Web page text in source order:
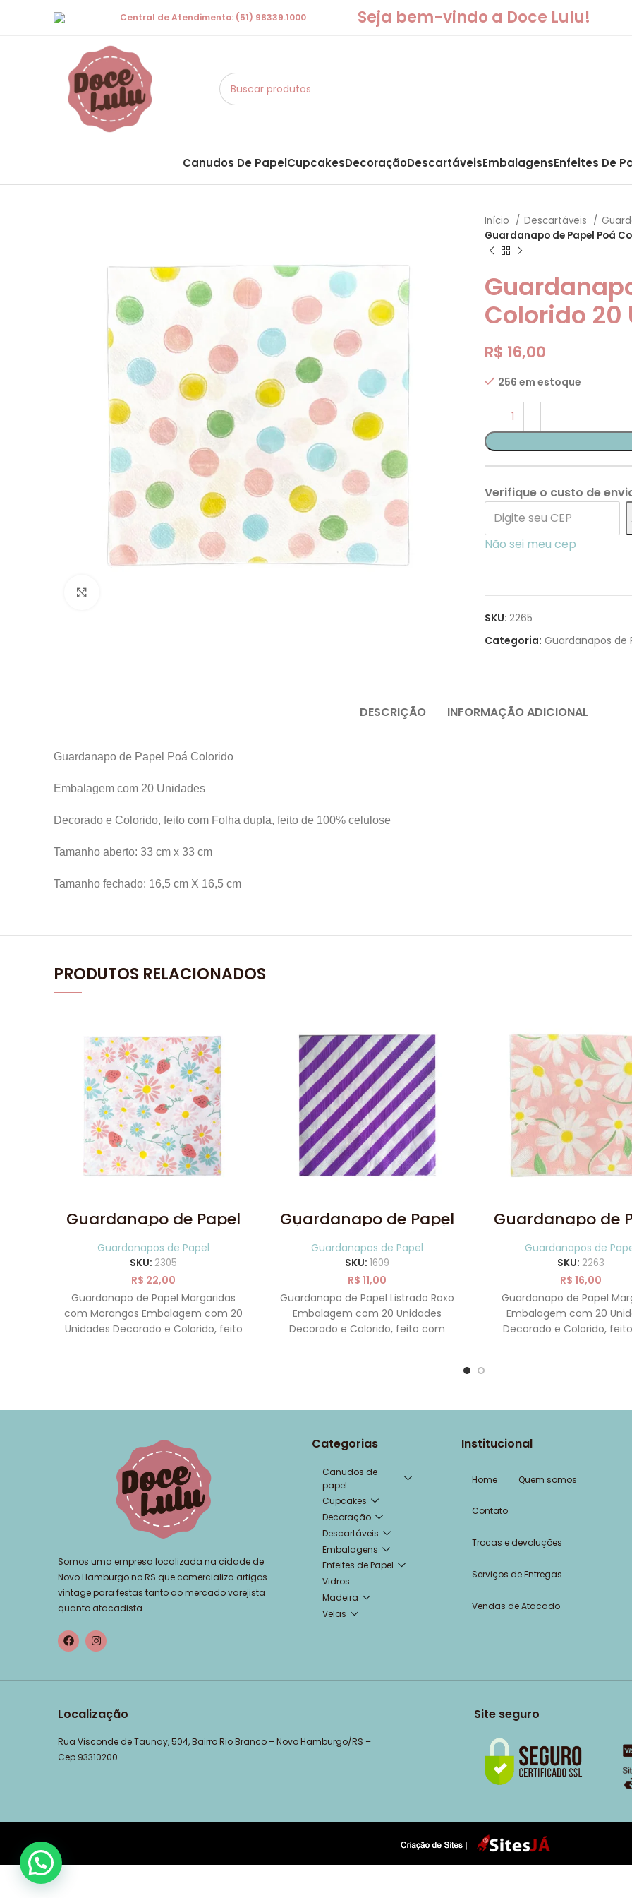
Central de Atendimento: (51) 98339.1000 Seja bem-vindo a Doce Lulu!
Canudos De PapelCupcakesDecoraçãoDescartáveisEmbalagensEnfeites De
Início Descartáveis
Guardanapo de Papel Poá
Colorido 20
R$ 16,00
256 em estoque
Verifique o custo de
Não sei meu cep
SKU: 2265
Categoria: Guardanapos de
DESCRIÇÃO INFORMAÇÃO ADICIONAL
Guardanapo de Papel Poá Colorido
Embalagem com 20 Unidades
Decorado e Colorido, feito com Folha dupla, feito de 100% celulose
Tamanho aberto: 33 cm x 33 cm
Tamanho fechado: 16,5 cm X 16,5 cm
PRODUTOS RELACIONADOS
Guardanapo de Papel
Margaridas com
Morango 20 Uni
Guardanapos de Papel
SKU: 2305
R$ 22,00
Guardanapo de Papel Margaridas
com Morangos Embalagem com 20
Unidades Decorado e Colorido, feito
Guardanapo de Papel
Listrado Roxo 20 Uni
Guardanapos de Papel
SKU: 1609
R$ 11,00
Guardanapo de Papel Listrado Roxo
Embalagem com 20 Unidades
Decorado e Colorido, feito com
Guardanapo de
Margarida 20
Guardanapos de
SKU: 2263
R$ 16,00
Guardanapo de Papel
Embalagem com 20
Decorado e Colorido,
Somos uma empresa localizada na cidade de
Novo Hamburgo no RS que comercializa artigos
vintage para festas tanto ao mercado varejista
quanto atacadista.
Categorias
Canudos de
papel
Cupcakes
Decoração
Descartáveis
Embalagens
Enfeites de Papel
Vidros
Madeira
Velas
Institucional
Home Quem somos
Contato
Trocas e devoluções
Serviços de Entregas
Vendas de Atacado
Localização
Rua Visconde de Taunay, 504, Bairro Rio Branco – Novo Hamburgo/RS –
Cep 93310200
Site seguro